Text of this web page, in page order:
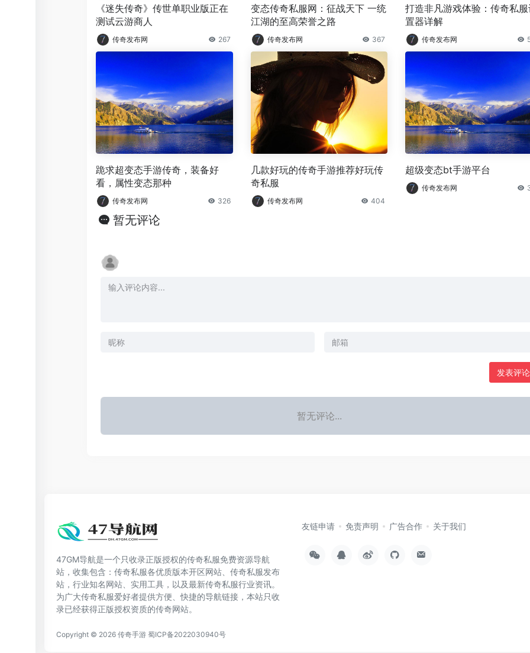
《迷失传奇》传世单职业版正在
测试云游商人
传奇发布网 267
变态传奇私服网：征战天下 一统
江湖的至高荣誉之路
传奇发布网 367
打造非凡游戏体验：传奇私
置器详解
传奇发布网
跪求超变态手游传奇，装备好
看，属性变态那种
传奇发布网 326
几款好玩的传奇手游推荐好玩传
奇私服
传奇发布网 404
超级变态bt手游平台
传奇发布网
暂无评论
发表评论
暂无评论...
47GM导航是一个只收录正版授权的传奇私服免费资源导航
站，收集包含：传奇私服各优质版本开区网站、传奇私服发布
站，行业知名网站、实用工具，以及最新传奇私服行业资讯。
为广大传奇私服爱好者提供方便、快捷的导航链接，本站只收
录已经获得正版授权资质的传奇网站。
友链申请 免责声明 广告合作 关于我们
Copyright © 2026 传奇手游 蜀ICP备2022030940号